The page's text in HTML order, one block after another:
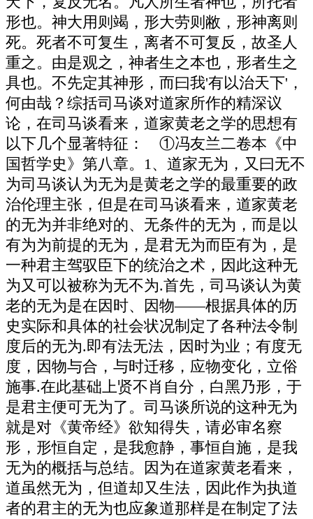
形也。神大用则竭，形大劳则敝，形神离则
死。死者不可复生，离者不可复反，故圣人
重之。由是观之，神者生之本也，形者生之
具也。不先定其神形，而曰我'有以治天下'，
何由哉？综括司马谈对道家所作的精深议
论，在司马谈看来，道家黄老之学的思想有
以下几个显著特征： ①冯友兰二卷本《中
国哲学史》第八章。1、道家无为，又曰无不
为司马谈认为无为是黄老之学的最重要的政
治伦理主张，但是在司马谈看来，道家黄老
的无为并非绝对的、无条件的无为，而是以
有为为前提的无为，是君无为而臣有为，是
一种君主驾驭臣下的统治之术，因此这种无
为又可以被称为无不为.首先，司马谈认为黄
老的无为是在因时、因物——根据具体的历
史实际和具体的社会状况制定了各种法令制
度后的无为.即有法无法，因时为业；有度无
度，因物与合，与时迁移，应物变化，立俗
施事.在此基础上贤不肖自分，白黑乃形，于
是君主便可无为了。司马谈所说的这种无为
就是对《黄帝经》欲知得失，请必审名察
形，形恒自定，是我愈静，事恒自施，是我
无为的概括与总结。因为在道家黄老看来，
道虽然无为，但道却又生法，因此作为执道
者的君主的无为也应象道那样是在制定了法